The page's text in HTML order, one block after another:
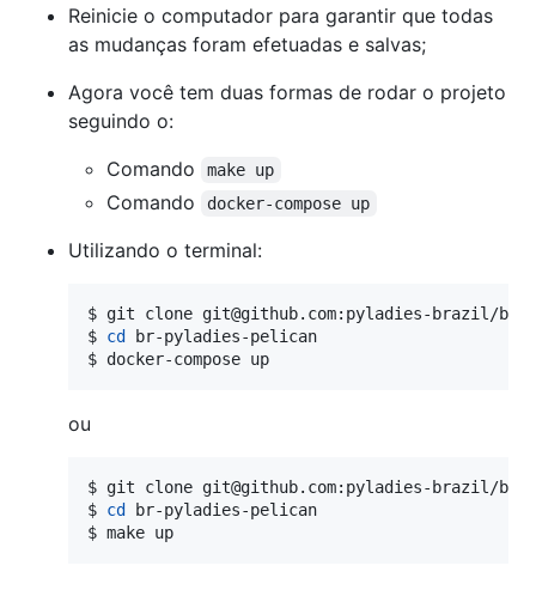
Reinicie o computador para garantir que todas
as mudanças foram efetuadas e salvas;
Agora você tem duas formas de rodar o projeto
seguindo o:
Comando
make up
Comando docker-compose up
Utilizando o terminal:
$ git clone git@github.com:pyladies-brazil/
$ cd
br-pyladies-pelican
$ docker-compose up
ou
$ git clone git@github.com:pyladies-brazil/
$ cd
br-pyladies-pelican
$ make up